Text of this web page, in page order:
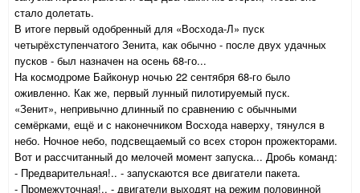
стало долетать.
В итоге первый одобренный для «Восхода-Л» пуск
четырёхступенчатого Зенита, как обычно - после двух удачных
пусков - был назначен на осень 68-го...
На космодроме Байконур ночью 22 сентября 68-го было
оживленно. Как же, первый лунный пилотируемый пуск.
«Зенит», непривычно длинный по сравнению с обычными
семёрками, ещё и с наконечником Восхода наверху, тянулся в
небо. Ночное небо, подсвещаемый со всех сторон прожекторами.
Вот и рассчитанный до мелочей момент запуска... Дробь команд:
- Предварительная!.. - запускаются все двигатели пакета.
- Промежуточная!.. - двигатели выходят на режим половинной